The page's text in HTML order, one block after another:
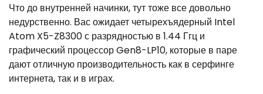
Что до внутренней начинки, тут тоже все довольно
недурственно. Вас ожидает четырехъядерный Intel
Atom X5-Z8300 с разрядностью в 1.44 Ггц и
графический процессор Gen8-LP10, которые в паре
дают отличную производительность как в серфинге
интернета, так и в играх.